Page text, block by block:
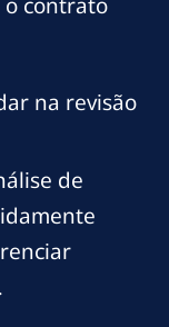
na revisão
de